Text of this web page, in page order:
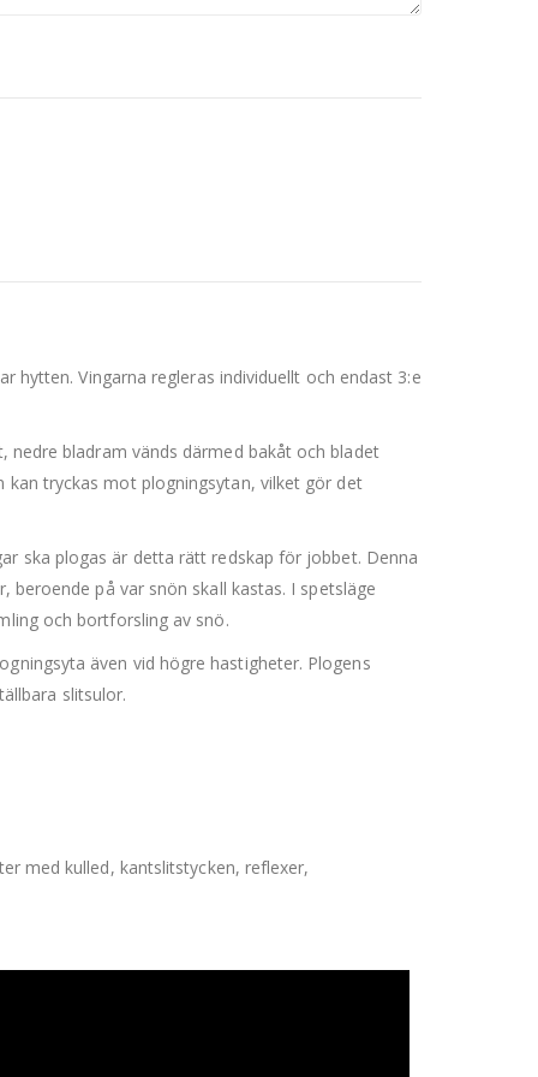
hytten. Vingarna regleras individuellt och endast 3:e
nedre bladram vänds därmed bakåt och bladet
kan tryckas mot plogningsytan, vilket gör det
ska plogas är detta rätt redskap för jobbet. Denna
på var snön skall kastas. I spetsläge
och bortforsling av snö.
även vid högre hastigheter. Plogens
slitsulor.
med kulled, kantslitstycken, reflexer,